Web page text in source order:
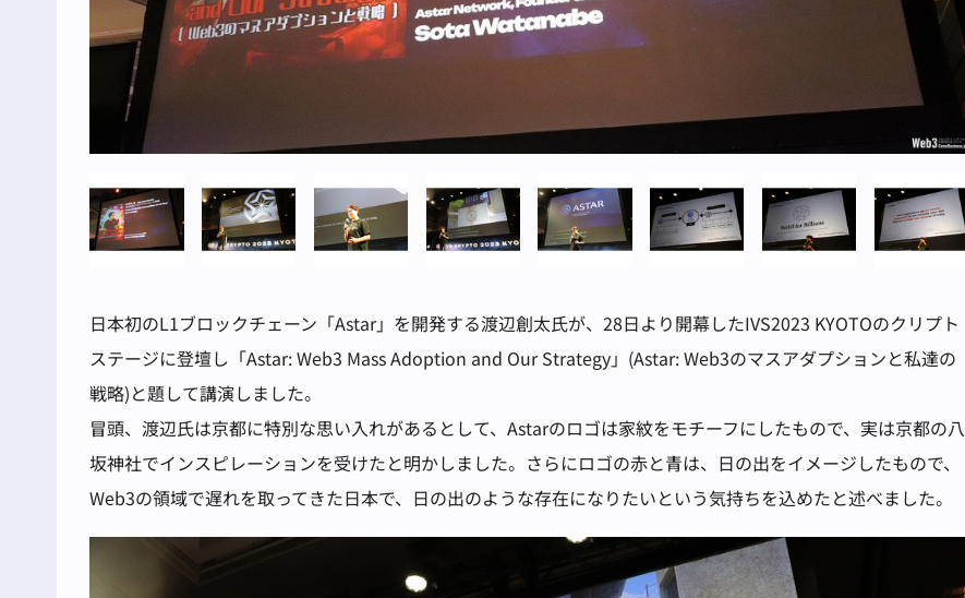
日本初のL1ブロックチェーン「Astar」を開発する渡辺創太氏が、28日より開幕したIVS2023 KYOTOのクリプト
ステージに登壇し「Astar: Web3 Mass Adoption and Our Strategy」(Astar: Web3のマスアダプションと私達の
戦略)と題して講演しました。
冒頭、渡辺氏は京都に特別な思い入れがあるとして、Astarのロゴは家紋をモチーフにしたもので、実は京都の八
坂神社でインスピレーションを受けたと明かしました。さらにロゴの赤と青は、日の出をイメージしたもので、
Web3の領域で遅れを取ってきた日本で、日の出のような存在になりたいという気持ちを込めたと述べました。